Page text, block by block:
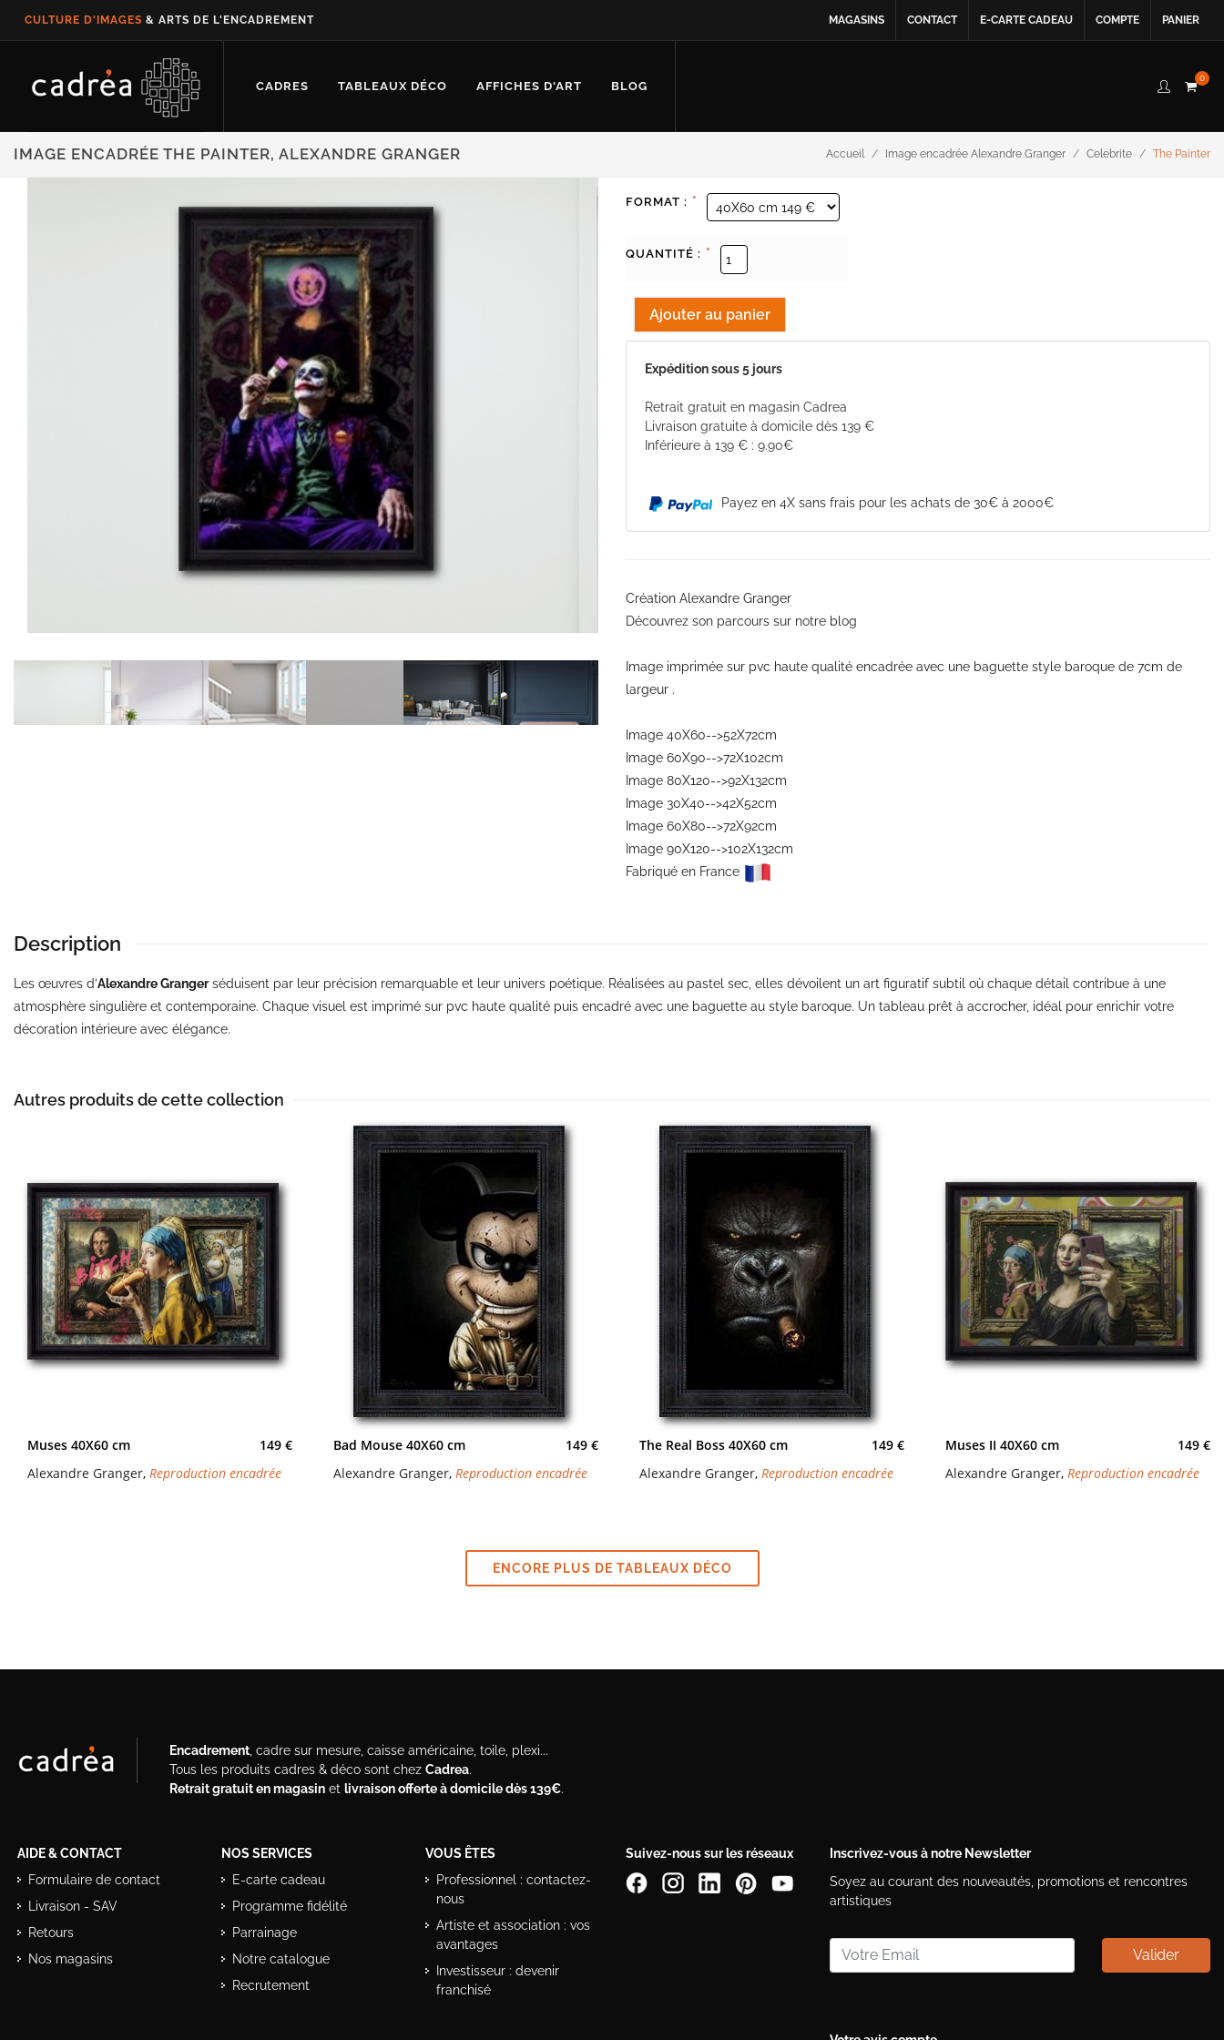
CULTURE D'IMAGES & ARTS DE L'ENCADREMENT MAGASINS CONTACT E-CARTE CADEAU COMPTE PANIER
CADRES TABLEAUX DÉCO AFFICHES D'ART BLOG
0
IMAGE ENCADRÉE THE PAINTER, ALEXANDRE GRANGER Accueil Image encadrée Alexandre Granger Celebrite The Painter
FORMAT : *
QUANTITÉ : *
Expédition sous 5 jours
Retrait gratuit en magasin Cadrea
Livraison gratuite à domicile dès 139 €
Inférieure à 139 € : 9.90€
Payez en 4X sans frais pour les achats de 30€ à 2000€
Création Alexandre Granger
Découvrez son parcours sur notre blog
Image imprimée sur pvc haute qualité encadrée avec une baguette style baroque de 7cm de
largeur .
Image 40X60-->52X72cm
Image 60X90-->72X102cm
Image 80X120-->92X132cm
Image 30X40-->42X52cm
Image 60X80-->72X92cm
Image 90X120-->102X132cm
Fabriqué en France
Description
Les œuvres d’Alexandre Grangerséduisent par leur précision remarquable et leur univers poétique. Réalisées au pastel sec, elles dévoilent un art figuratif subtil où chaque détail contribue à une
atmosphère singulière et contemporaine. Chaque visuel est imprimé sur pvc haute qualité puis encadré avec une baguette au style baroque. Un tableau prêt à accrocher, idéal pour enrichir votre
décoration intérieure avec élégance.
Autres produits de cette collection
Muses 40X60 cm
149 €
Alexandre Granger, Reproduction encadrée
Bad Mouse 40X60 cm
149 €
Alexandre Granger, Reproduction encadrée
The Real Boss 40X60 cm
149 €
Alexandre Granger, Reproduction encadrée
Muses II 40X60 cm
149 €
Alexandre Granger, Reproduction encadrée
ENCORE PLUS DE TABLEAUX DÉCO
Encadrement , cadre sur mesure, caisse américaine, toile, plexi...
Tous les produits cadres & déco sont chez Cadrea.
Retrait gratuit en magasin et livraison offerte à domicile dès 139€.
AIDE & CONTACT
Formulaire de contact
Livraison - SAV
Retours
Nos magasins
NOS SERVICES
E-carte cadeau
Programme fidélité
Parrainage
Notre catalogue
Recrutement
VOUS ÊTES
Professionnel : contactez-
nous
Artiste et association : vos
avantages
Investisseur : devenir
franchisé
Suivez-nous sur les réseaux
Inscrivez-vous à notre Newsletter
Soyez au courant des nouveautés, promotions et rencontres
artistiques
Valider